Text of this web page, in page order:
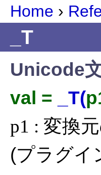
Home ›
_T
Unicode
val =
_T(
p1 : 変換
(プラグイ